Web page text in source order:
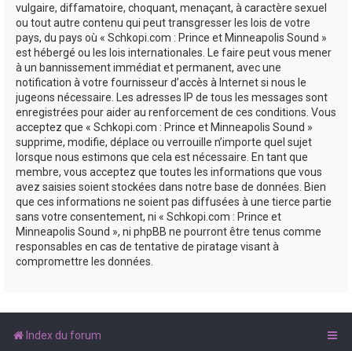
vulgaire, diffamatoire, choquant, menaçant, à caractère sexuel
ou tout autre contenu qui peut transgresser les lois de votre
pays, du pays où « Schkopi.com : Prince et Minneapolis Sound »
est hébergé ou les lois internationales. Le faire peut vous mener
à un bannissement immédiat et permanent, avec une
notification à votre fournisseur d’accès à Internet si nous le
jugeons nécessaire. Les adresses IP de tous les messages sont
enregistrées pour aider au renforcement de ces conditions. Vous
acceptez que « Schkopi.com : Prince et Minneapolis Sound »
supprime, modifie, déplace ou verrouille n’importe quel sujet
lorsque nous estimons que cela est nécessaire. En tant que
membre, vous acceptez que toutes les informations que vous
avez saisies soient stockées dans notre base de données. Bien
que ces informations ne soient pas diffusées à une tierce partie
sans votre consentement, ni « Schkopi.com : Prince et
Minneapolis Sound », ni phpBB ne pourront être tenus comme
responsables en cas de tentative de piratage visant à
compromettre les données.
Index du forum